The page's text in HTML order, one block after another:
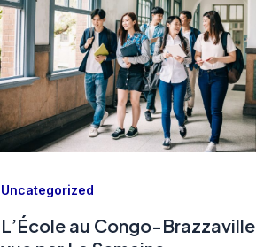
Uncategorized
L’École au Congo-Brazzaville